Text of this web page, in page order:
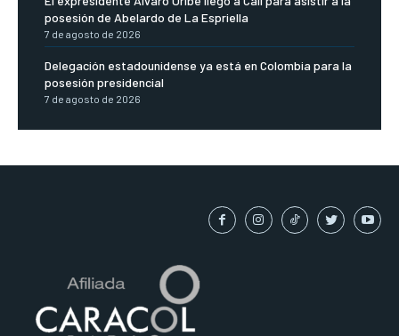
posesión de Abelardo de La Espriella
7 de agosto de 2026
Delegación estadounidense ya está en Colombia para la
posesión presidencial
7 de agosto de 2026